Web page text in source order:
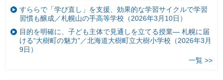
すららで「学び直し」を支援、効果的な学習サイクルで学習
習慣も醸成／札幌山の手高等学校（2026年3月10日）
目的を明確に、子ども主体で見通しを立てる授業— 札幌に届
ける“大樹町の魅力”／北海道大樹町立大樹小学校（2026年3月
9日）
一覧 >>